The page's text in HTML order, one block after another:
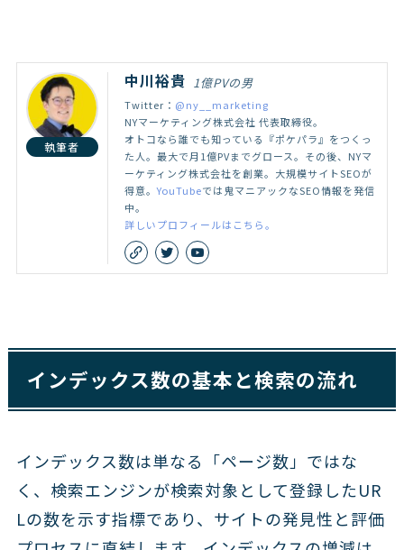
執筆者
中川裕貴 1億PVの男
Twitter： @ny__marketing
NYマーケティング株式会社 代表取締役。
オトコなら誰でも知っている『ポケパラ』をつくっ
た人。最大で月1億PVまでグロース。その後、NYマ
ーケティング株式会社を創業。大規模サイトSEOが
得意。YouTubeでは鬼マニアックなSEO情報を発信
中。
詳しいプロフィールはこちら。
インデックス数の基本と検索の流れ
インデックス数は単なる「ページ数」ではな
く、検索エンジンが検索対象として登録したUR
Lの数を示す指標であり、サイトの発見性と評価